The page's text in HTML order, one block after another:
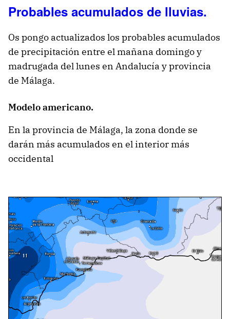
Probables acumulados de lluvias.
Os pongo actualizados los probables acumulados
de precipitación entre el mañana domingo y
madrugada del lunes en Andalucía y provincia
de Málaga.
Modelo americano.
En la provincia de Málaga, la zona donde se
darán más acumulados en el interior más
occidental